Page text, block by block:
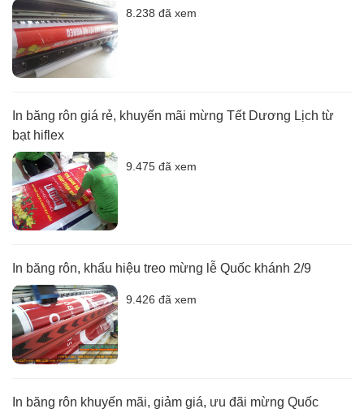
8.238 đã xem
In băng rôn giá rẻ, khuyến mãi mừng Tết Dương Lịch từ
bạt hiflex
9.475 đã xem
In băng rôn, khẩu hiệu treo mừng lễ Quốc khánh 2/9
9.426 đã xem
In băng rôn khuyến mãi, giảm giá, ưu đãi mừng Quốc